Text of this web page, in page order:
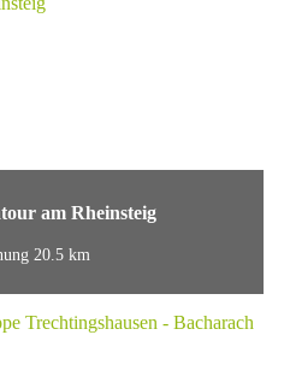
am Rheinsteig
20.5 km